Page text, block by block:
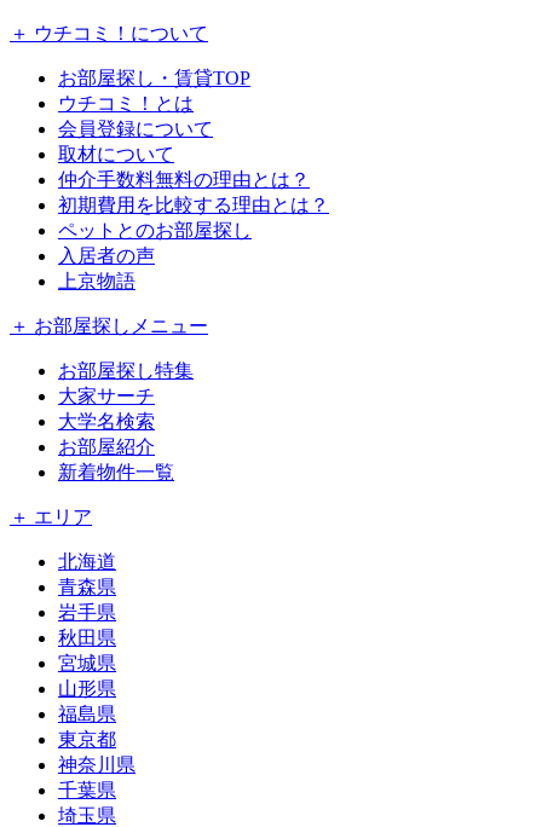
＋ ウチコミ！について
お部屋探し・賃貸TOP
ウチコミ！とは
会員登録について
取材について
仲介手数料無料の理由とは？
初期費用を比較する理由とは？
ペットとのお部屋探し
入居者の声
上京物語
＋ お部屋探しメニュー
お部屋探し特集
大家サーチ
大学名検索
お部屋紹介
新着物件一覧
＋ エリア
北海道
青森県
岩手県
秋田県
宮城県
山形県
福島県
東京都
神奈川県
千葉県
埼玉県